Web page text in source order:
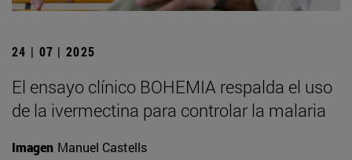
24 | 07 | 2025
El ensayo clínico BOHEMIA respalda el uso
de la ivermectina para controlar la malaria
Imagen Manuel Castells